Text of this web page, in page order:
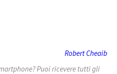
Robert Cheaib
Puoi ricevere tutti gli